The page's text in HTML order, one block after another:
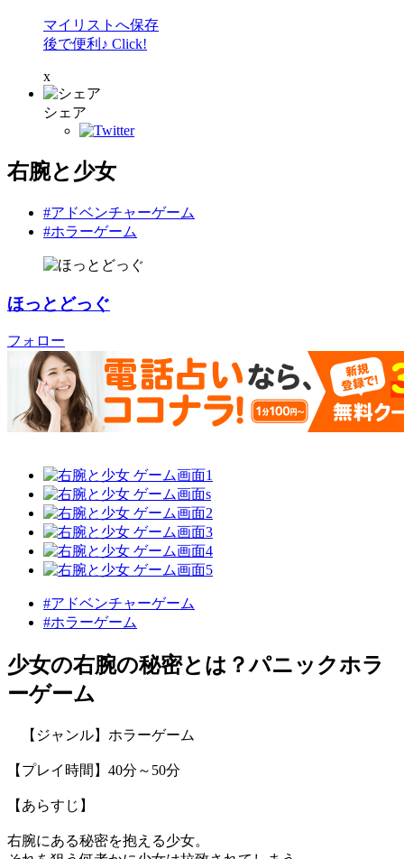
マイリストへ保存
後で便利♪ Click!
x
シェア
右腕と少女
#アドベンチャーゲーム
#ホラーゲーム
ほっとどっぐ
フォロー
#アドベンチャーゲーム
#ホラーゲーム
少女の右腕の秘密とは？パニックホラ
ーゲーム
【ジャンル】ホラーゲーム
【プレイ時間】40分～50分
【あらすじ】
右腕にある秘密を抱える少女。